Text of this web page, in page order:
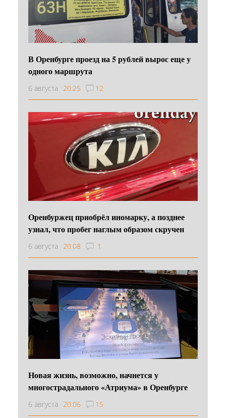
В Оренбурге проезд на 5 рублей вырос еще у
одного маршрута
6 августа 20:25 12
Оренбуржец приобрёл иномарку, а позднее
узнал, что пробег наглым образом скручен
6 августа 20:08 1
Новая жизнь, возможно, начнется у
многострадального «Атриума» в Оренбурге
6 августа 20:06 15